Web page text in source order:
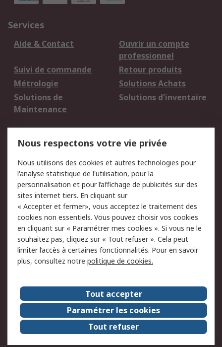
Services
Aide & Contact
Ouvrir un compte
professionnel
Suivi de commande
Retour produits
Métrologie
Solutions Achats
Solutions de
Maintenance
Solutions d'inventaire
du site
Politique de protection
des données - Mise à
jour
Sécurité des E-mails
Conditions générales
de vente
Politique anti-
corruption
Campagnes marketing
A propos de RS
A propos de RS France
Evénements
Le groupe RS Group Plc
Presse
RS dans le monde
Démarche RSE
RS Particuliers
Nous respectons votre vie privée
Nous utilisons des cookies et autres technologies pour
l'analyse statistique de l'utilisation, pour la
personnalisation et pour l’affichage de publicités sur des
sites internet tiers. En cliquant sur
« Accepter et fermer», vous acceptez le traitement des
cookies non essentiels. Vous pouvez choisir vos cookies
en cliquant sur « Paramétrer mes cookies ». Si vous ne le
souhaitez pas, cliquez sur « Tout refuser ». Cela peut
limiter l’accès à certaines fonctionnalités. Pour en savoir
plus, consultez notre politique de cookies.
Tout accepter
Paramétrer les cookies
Tout refuser